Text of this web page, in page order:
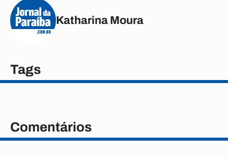
Katharina Moura
Tags
Comentários